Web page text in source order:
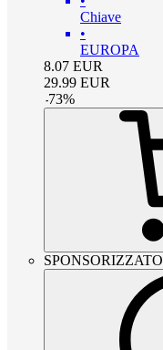
Chiave
•
EUROPA
8.07 EUR
29.99 EUR
-73%
SPONSORIZZATO